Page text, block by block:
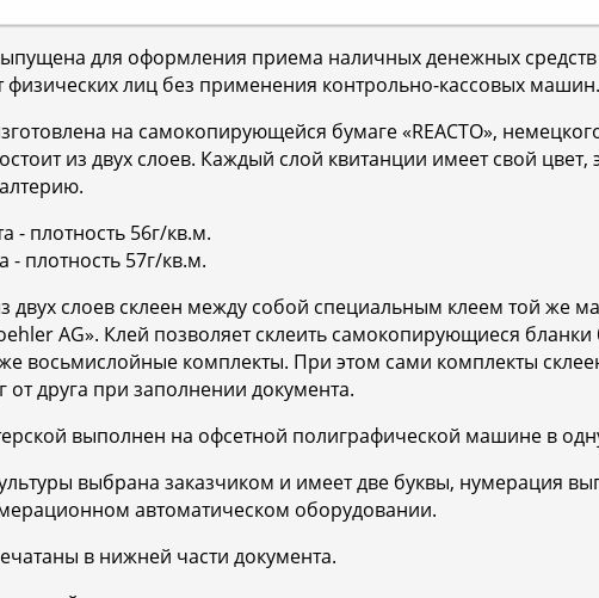
для оформления приема наличных денежных
лиц без применения контрольно-кассовых машин.
на самокопирующейся бумаге «REACTO»,
из двух слоев. Каждый слой квитанции имеет свой
- плотность 56г/кв.м.
- плотность 57г/кв.м.
двух слоев склеен между собой специальным клеем той же
AG». Клей позволяет склеить самокопирующиеся
восьмислойные комплекты. При этом сами комплекты
от друга при заполнении документа.
выполнен на офсетной полиграфической машине в
выбрана заказчиком и имеет две буквы, нумерация
автоматическом оборудовании.
в нижней части документа.